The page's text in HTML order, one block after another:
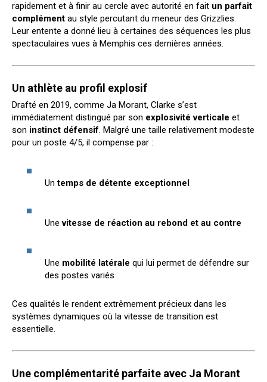
rapidement et à finir au cercle avec autorité en fait un parfait
complément au style percutant du meneur des Grizzlies.
Leur entente a donné lieu à certaines des séquences les plus
spectaculaires vues à Memphis ces dernières années.
Un athlète au profil explosif
Drafté en 2019, comme Ja Morant, Clarke s’est
immédiatement distingué par son explosivité verticale et
son instinct défensif. Malgré une taille relativement modeste
pour un poste 4/5, il compense par :
Untemps de détente exceptionnel
Unevitesse de réaction au rebond et au contre
Une mobilité latérale qui lui permet de défendre sur
des postes variés
Ces qualités le rendent extrêmement précieux dans les
systèmes dynamiques où la vitesse de transition est
essentielle.
Une complémentarité parfaite avec Ja Morant